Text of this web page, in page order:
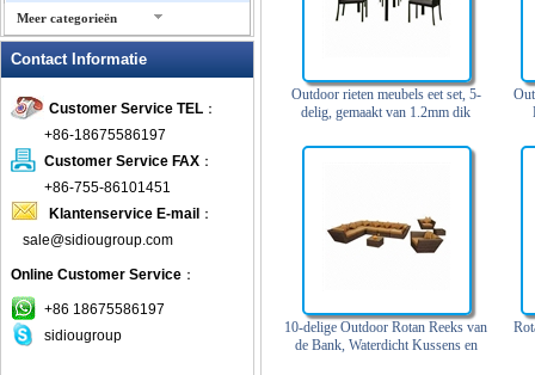
Meer categorieën
Outdoor Fire Pits
Outdoor Furniture Hotel
Outdoor Patio Stoelen
Outdoor Planters
Outdoor rotan meubels
Outdoor schommelstoelen
Outdoor Zweefvliegtuigen &
patio Sets
picknicktafels
plastic buitenmeubilair
Contact Informatie
Customer Service TEL ：
+86-18675586197
Customer Service FAX ：
+86-755-86101451
Klantenservice E-mail ：
sale@sidiougroup.com
Online Customer Service ：
+86 18675586197
sidiougroup
Outdoor rieten meubels eet set, 5-
delig, gemaakt van 1.2mm dik
10-delige Outdoor Rotan Reeks van
de Bank, Waterdicht Kussens en